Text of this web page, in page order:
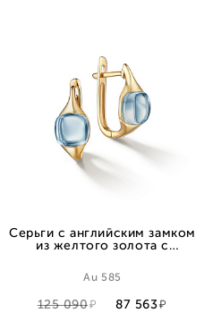
Серьги с английским замком
из желтого золота с
Au 585
125 090
87 563